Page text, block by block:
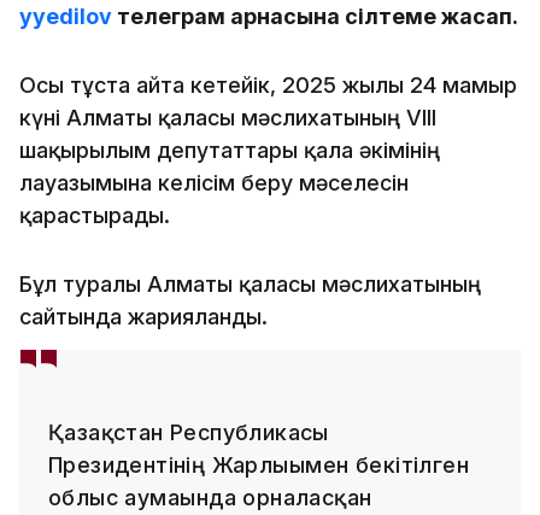
yyedilov телеграм арнасына сілтеме жасап.
Осы тұста айта кетейік, 2025 жылғы 24 мамыр
күні Алматы қаласы мәслихатының VIII
шақырылым депутаттары қала әкімінің
лауазымына келісім беру мәселесін
қарастырады.
Бұл туралы Алматы қаласы мәслихатының
сайтында жарияланды.
Қазақстан Республикасы
Президентінің Жарлығымен бекітілген
облыс аумағында орналасқан